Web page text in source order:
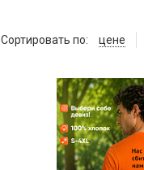
Сортировать по цене